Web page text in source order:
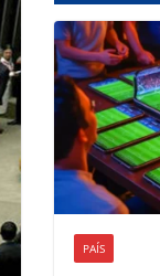
PAÍS